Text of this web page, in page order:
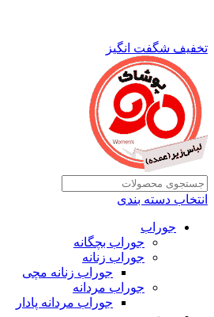
تخفیف شگفت انگیز
انتخاب دسته بندی
جوراب
جوراب بچگانه
جوراب زنانه
جوراب زنانه مچی
جوراب مردانه
جوراب مردانه پادار